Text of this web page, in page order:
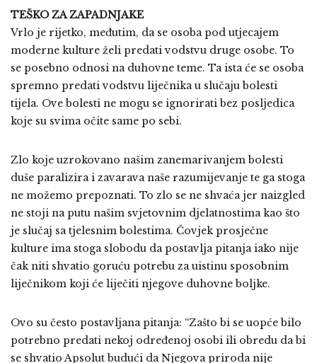
TEŠKO ZA ZAPADNJAKE
Vrlo je rijetko, međutim, da se osoba pod utjecajem
moderne kulture želi predati vodstvu druge osobe. To
se posebno odnosi na duhovne teme. Ta ista će se osoba
spremno predati vodstvu liječnika u slučaju bolesti
tijela. Ove bolesti ne mogu se ignorirati bez posljedica
koje su svima očite same po sebi.
Zlo koje uzrokovano našim zanemarivanjem bolesti
duše paralizira i zavarava naše razumijevanje te ga stoga
ne možemo prepoznati. To zlo se ne shvaća jer naizgled
ne stoji na putu našim svjetovnim djelatnostima kao što
je slučaj sa tjelesnim bolestima. Čovjek prosječne
kulture ima stoga slobodu da postavlja pitanja iako nije
čak niti shvatio goruću potrebu za uistinu sposobnim
liječnikom koji će liječiti njegove duhovne boljke.
Ovo su često postavljana pitanja: “Zašto bi se uopće bilo
potrebno predati nekoj određenoj osobi ili obredu da bi
se shvatio Apsolut budući da Njegova priroda nije